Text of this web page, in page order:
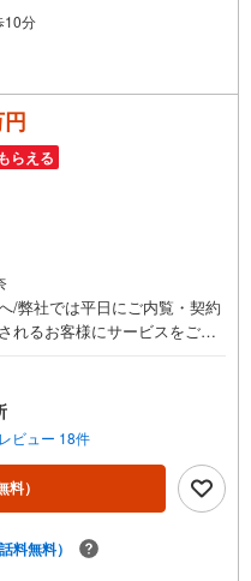
10分
らえる
/弊社では平日にご内覧・契約
れるお客様にサービスをご用
事前にご予約頂きましたら営
たします。＼本物件の他に
動産業者間で不動産情報が共
域や、その他隣接エリアで
ィル不動産販売 久屋大通営業
7A出口から徒歩1分、名城線
～19:00（定休日無し） 上
ビュー 18件
料）
料無料）